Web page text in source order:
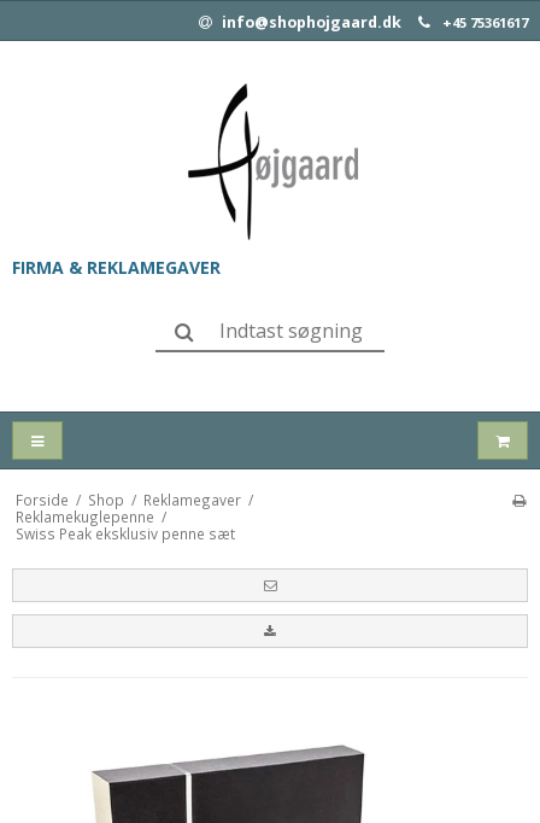
info@shophojgaard.dk +45 75361617
FIRMA & REKLAMEGAVER
Forside / Shop / Reklamegaver /
Reklamekuglepenne /
Swiss Peak eksklusiv penne sæt